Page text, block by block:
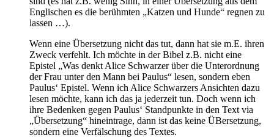
Englischen es die berühmten „Katzen und Hunde“ regnen zu
lassen …).
Wenn eine Übersetzung nicht das tut, dann hat sie m.E. ihren
Zweck verfehlt. Ich möchte in der Bibel z.B. nicht eine
Epistel „Was denkt Alice Schwarzer über die Unterordnung
der Frau unter den Mann bei Paulus“ lesen, sondern eben
Paulus‘ Epistel. Wenn ich Alice Schwarzers Ansichten dazu
lesen möchte, kann ich das ja jederzeit tun. Doch wenn ich
ihre Bedenken gegen Paulus‘ Standpunkte in den Text via
„Übersetzung“ hineintrage, dann ist das keine ÜBersetzung,
sondern eine Verfälschung des Textes.